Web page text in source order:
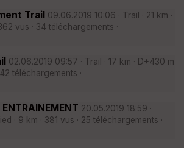
Trail 09.06.2019 10:06 · Trail · 21 km ·
vus · 34 téléchargements ·
02.06.2019 09:57 · Trail · 17 km · D+430 m
téléchargements ·
ENTRAINEMENT 20.05.2019 18:59 ·
· 9 km · 381 vus · 25 téléchargements ·